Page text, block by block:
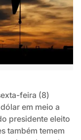
feira (8)
em meio a
presidente eleito
também temem